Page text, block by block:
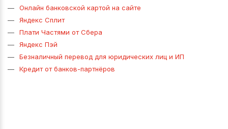
Онлайн банковской картой на сайте
Яндекс Сплит
Плати Частями от Сбера
Яндекс Пэй
Безналичный перевод для юридических лиц и ИП
Кредит от банков-партнёров